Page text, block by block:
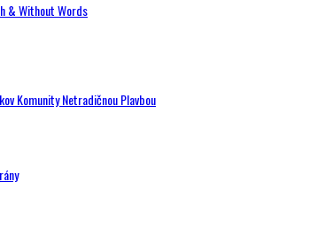
& Without Words
Komunity Netradičnou Plavbou